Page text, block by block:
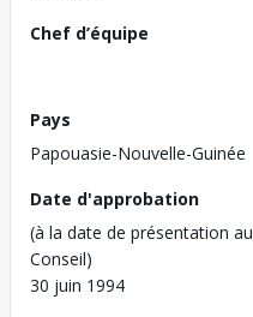
Chef d’équipe
Pays
Papouasie-Nouvelle-Guinée
Date d'approbation
(à la date de présentation au
Conseil)
30 juin 1994